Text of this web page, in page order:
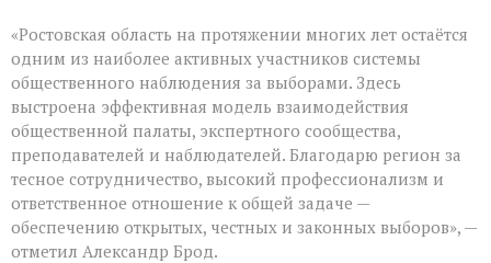
«Ростовская область на протяжении многих лет остаётся
одним из наиболее активных участников системы
общественного наблюдения за выборами. Здесь
выстроена эффективная модель взаимодействия
общественной палаты, экспертного сообщества,
преподавателей и наблюдателей. Благодарю регион за
тесное сотрудничество, высокий профессионализм и
ответственное отношение к общей задаче —
обеспечению открытых, честных и законных выборов», —
отметил Александр Брод.